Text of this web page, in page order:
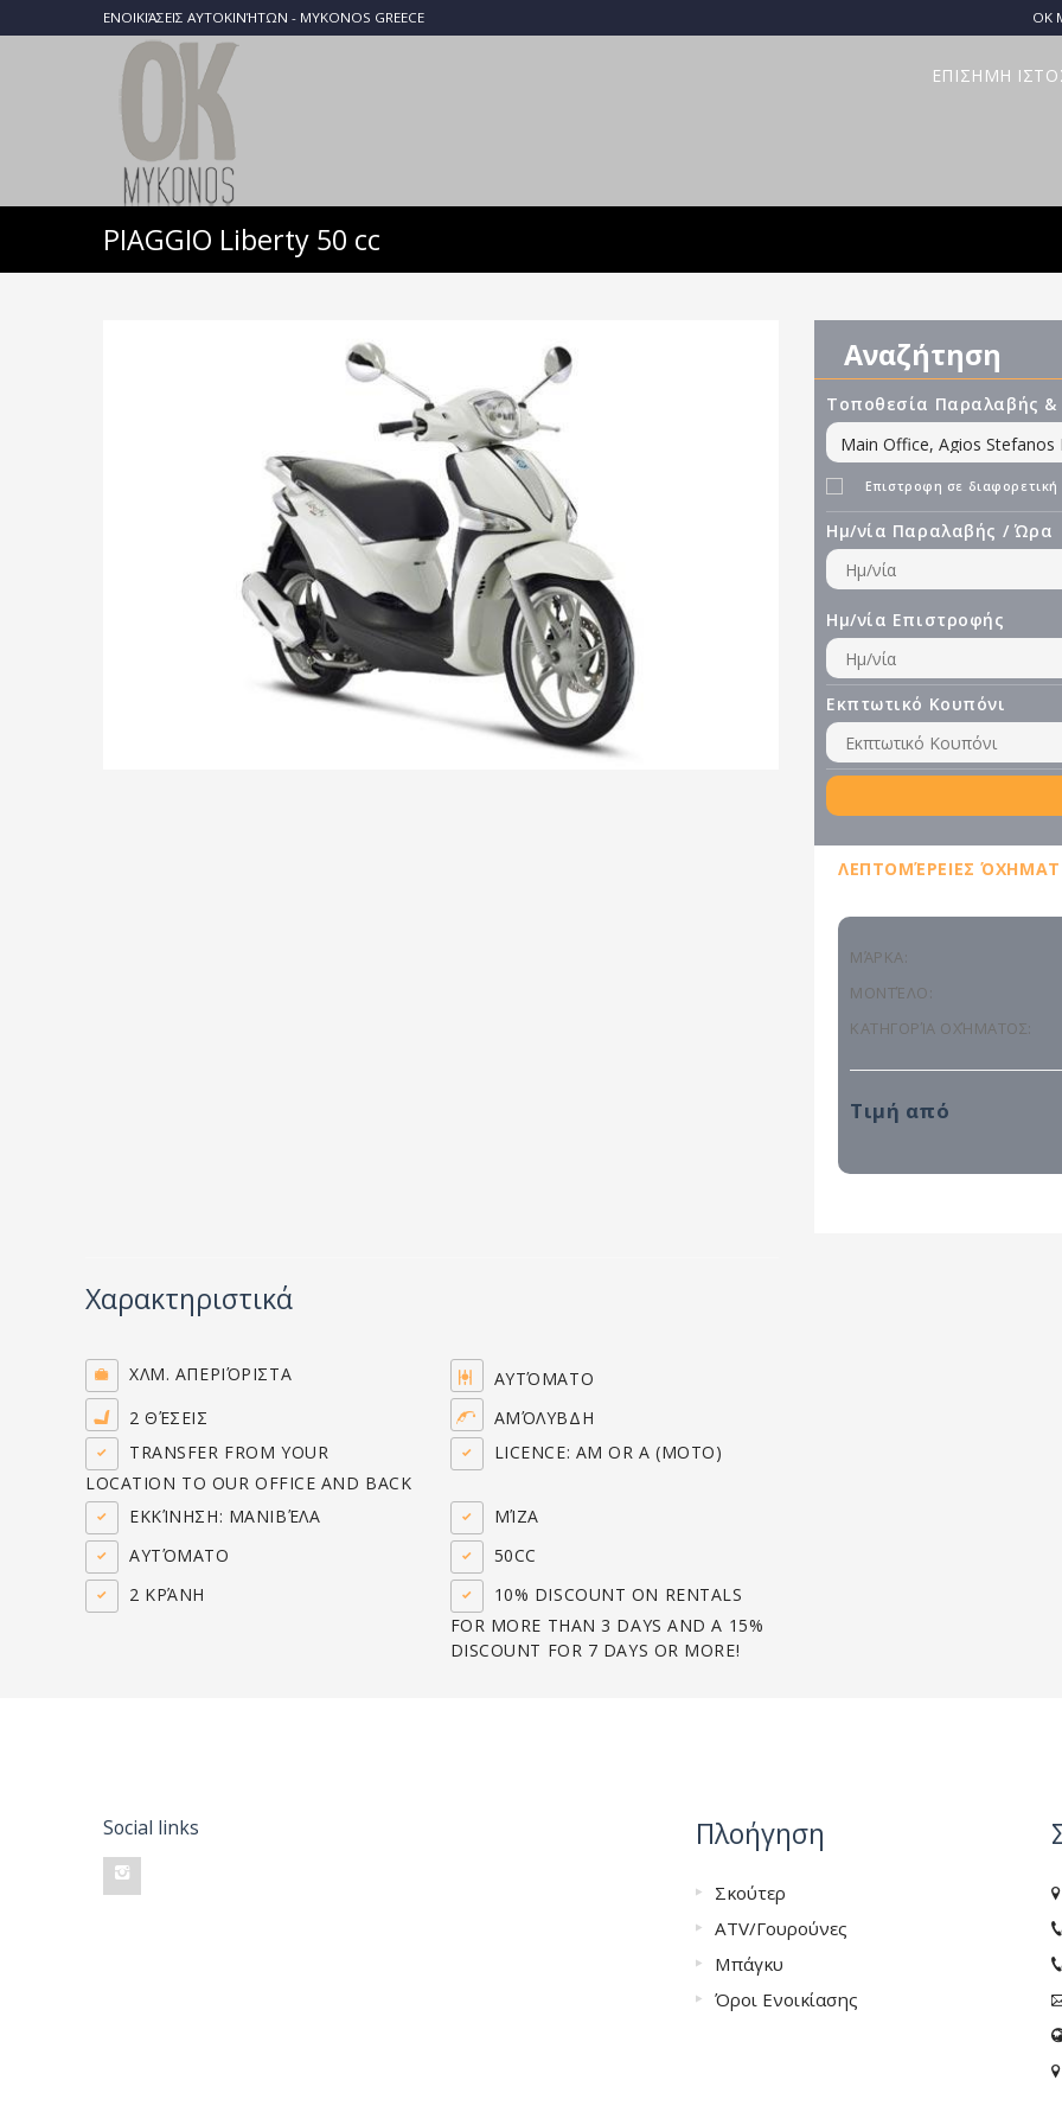
ΕΝΟΙΚΙΆΣΕΙΣ ΑΥΤΟΚΙΝΉΤΩΝ - MYKONOS GREECE OK
ΕΠΙΣΗΜΗ
PIAGGIO Liberty 50 cc
Αναζήτηση
Τοποθεσία Παραλαβής
Επιστροφη σε
Ημ/νία Παραλαβής / Ώρα
Ημ/νία Επιστροφής
Εκπτωτικό Κουπόνι
ΛΕΠΤΟΜΈΡΕΙΕΣ
ΜΆΡΚΑ:
ΜΟΝΤΈΛΟ:
ΚΑΤΗΓΟΡΊΑ ΟΧΉΜΑΤΟΣ:
Τιμή από
Χαρακτηριστικά
ΧΛΜ. ΑΠΕΡΙΌΡΙΣΤΑ
AΥΤΌΜΑΤΟ
2 ΘΈΣΕΙΣ
ΑΜΌΛΥΒΔΗ
TRANSFER FROM YOUR
LOCATION TO OUR OFFICE AND BACK
LICENCE: AM OR A (MOTO)
ΕΚΚΊΝΗΣΗ: ΜΑΝΙΒΈΛΑ
ΜΊΖΑ
AΥΤΌΜΑΤΟ
50CC
2 ΚΡΆΝΗ
10% DISCOUNT ON RENTALS
FOR MORE THAN 3 DAYS AND A 15%
DISCOUNT FOR 7 DAYS OR MORE!
Social links Πλοήγηση
Σκούτερ
ATV/Γουρούνες
Μπάγκυ
Όροι Ενοικίασης